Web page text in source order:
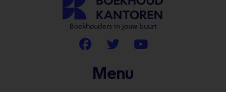
Boekhouders in jouw buurt
Menu